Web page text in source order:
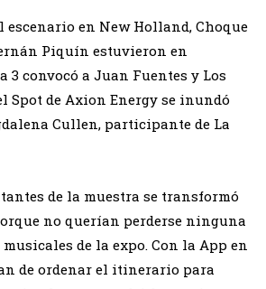
escenario en New Holland, Choque
Piquín estuvieron en
3 convocó a Juan Fuentes y Los
Spot de Axion Energy se inundó
Cullen, participante de La
de la muestra se transformó
no querían perderse ninguna
de la expo. Con la App en
de ordenar el itinerario para